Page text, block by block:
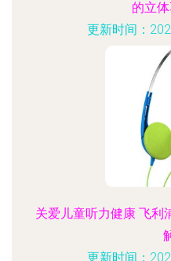
的立
更新时间：
关爱儿童听力健康 飞利
更新时间：